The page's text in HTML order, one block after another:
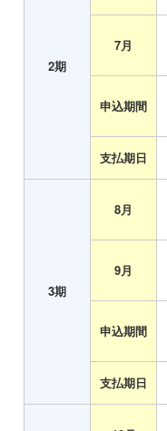
2期
7月
申込期間
支払期日
3期
8月
9月
申込期間
支払期日